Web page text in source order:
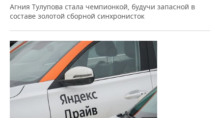
Агния Тулупова стала чемпионкой, будучи запасной в
составе золотой сборной синхронисток